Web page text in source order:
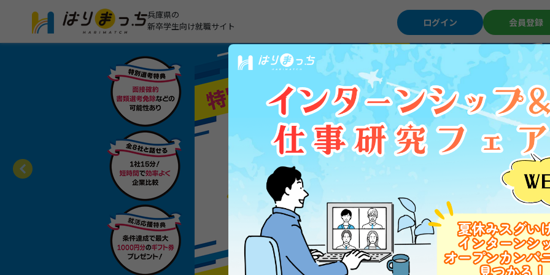
兵庫県の
新卒学生向け就職サイト
ログイン 会員登録